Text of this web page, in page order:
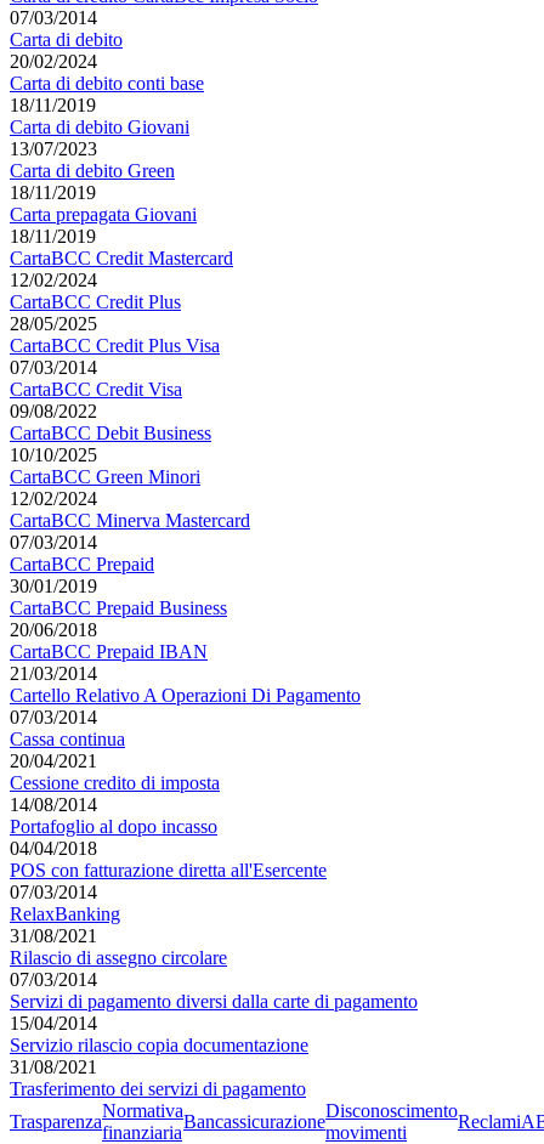
07/03/2014
Carta di debito
20/02/2024
Carta di debito conti base
18/11/2019
Carta di debito Giovani
13/07/2023
Carta di debito Green
18/11/2019
Carta prepagata Giovani
18/11/2019
CartaBCC Credit Mastercard
12/02/2024
CartaBCC Credit Plus
28/05/2025
CartaBCC Credit Plus Visa
07/03/2014
CartaBCC Credit Visa
09/08/2022
CartaBCC Debit Business
10/10/2025
CartaBCC Green Minori
12/02/2024
CartaBCC Minerva Mastercard
07/03/2014
CartaBCC Prepaid
30/01/2019
CartaBCC Prepaid Business
20/06/2018
CartaBCC Prepaid IBAN
21/03/2014
Cartello Relativo A Operazioni Di Pagamento
07/03/2014
Cassa continua
20/04/2021
Cessione credito di imposta
14/08/2014
Portafoglio al dopo incasso
04/04/2018
POS con fatturazione diretta all'Esercente
07/03/2014
RelaxBanking
31/08/2021
Rilascio di assegno circolare
07/03/2014
Servizi di pagamento diversi dalla carte di pagamento
15/04/2014
Servizio rilascio copia documentazione
31/08/2021
Trasferimento dei servizi di pagamento
Trasparenza
Normativa
finanziaria
Bancassicurazione
Disconoscimento
movimenti
Reclami